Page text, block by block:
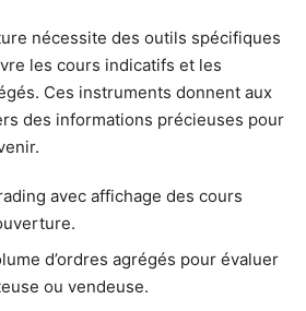
nécessite des outils spécifiques
les cours indicatifs et les
Ces instruments donnent aux
des informations précieuses pour
avec affichage des cours
d’ordres agrégés pour évaluer
ou vendeuse.